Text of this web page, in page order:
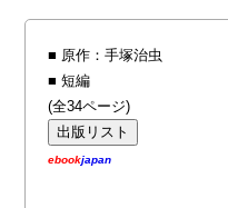
■ 原作：手塚治虫
■ 短編
(全34ページ)
ebookjapan